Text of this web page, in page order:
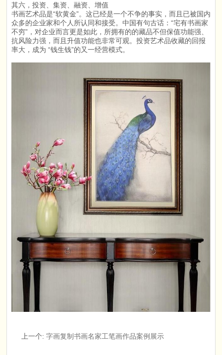
其六，投资、集资、融资、增值
书画艺术品是“软黄金”。这已经是一个不争的事实，而且已被国内
众多的企业家和个人所认同和接受。中国有句古话：“宅有书画家
不穷”，对企业而言更是如此，所拥有的的藏品不但保值功能强、
抗风险力强，而且升值功能也非常可观。投资艺术品收藏的回报
率大，成为 “钱生钱”的又一经营模式。
上一个: 字画复制书画名家工笔画作品案例展示